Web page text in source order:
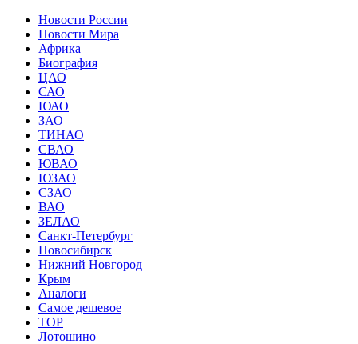
Новости России
Новости Мира
Африка
Биография
ЦАО
САО
ЮАО
ЗАО
ТИНАО
СВАО
ЮВАО
ЮЗАО
СЗАО
ВАО
ЗЕЛАО
Санкт-Петербург
Новосибирск
Нижний Новгород
Крым
Аналоги
Самое дешевое
TOP
Лотошино